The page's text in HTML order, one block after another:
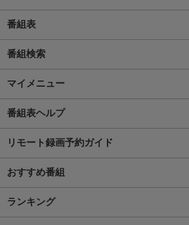
番組表
番組検索
マイメニュー
番組表ヘルプ
リモート録画予約ガイド
おすすめ番組
ランキング